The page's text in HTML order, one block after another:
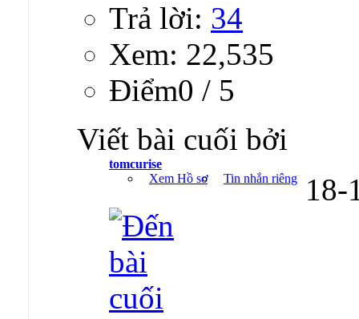
Trả lời: 34
Xem: 22,535
Ðiểm0 / 5
Viết bài cuối bởi
tomcurise
Xem Hồ sơ
Tin nhắn riêng